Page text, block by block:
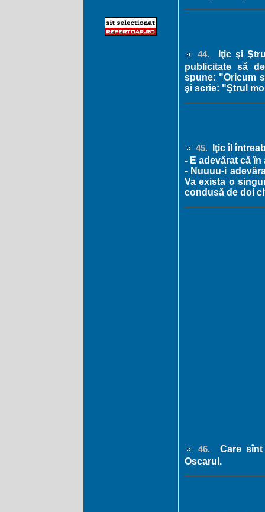
44.
Iţic şi
publicitate să
spune: "Oricum
şi scrie: "Ştrul
45. Iţic îl
- E adevărat că
- Nuuuu-i
Va exista o
condusă de doi
46.
Care
Oscarul.